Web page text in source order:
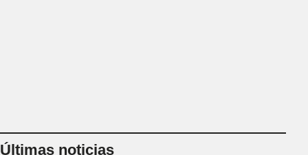
Últimas noticias